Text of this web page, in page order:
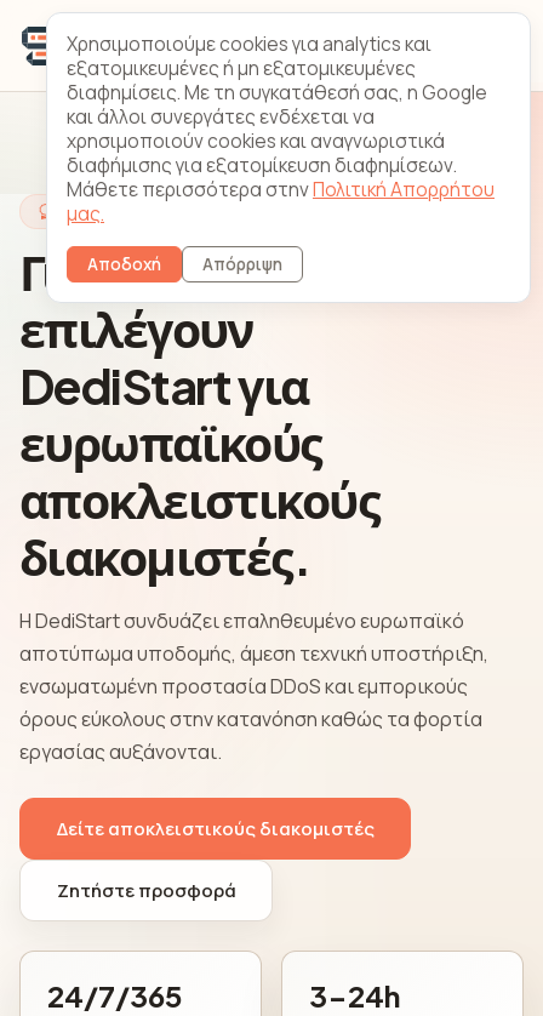
Γιατί DediStart
Γιατί οι ομάδες
επιλέγουν
DediStart για
ευρωπαϊκούς
αποκλειστικούς
διακομιστές.
Η DediStart συνδυάζει επαληθευμένο ευρωπαϊκό
αποτύπωμα υποδομής, άμεση τεχνική υποστήριξη,
ενσωματωμένη προστασία DDoS και εμπορικούς
όρους εύκολους στην κατανόηση καθώς τα φορτία
εργασίας αυξάνονται.
Δείτε αποκλειστικούς διακομιστές
Ζητήστε προσφορά
24/7/365 3-24h
Χρησιμοποιούμε cookies για analytics και
εξατομικευμένες ή μη εξατομικευμένες
διαφημίσεις. Με τη συγκατάθεσή σας, η Google
και άλλοι συνεργάτες ενδέχεται να
χρησιμοποιούν cookies και αναγνωριστικά
διαφήμισης για εξατομίκευση διαφημίσεων.
Μάθετε περισσότερα στηνΠολιτική Απορρήτου
μας.
Αποδοχή Απόρριψη